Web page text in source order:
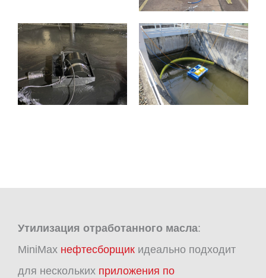
Утилизация отработанного масла:
MiniMax нефтесборщик идеально подходит
для нескольких приложения по